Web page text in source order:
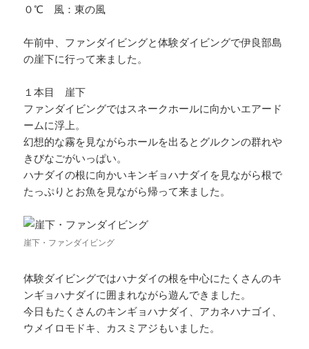
０℃ 風：東の風
午前中、ファンダイビングと体験ダイビングで伊良部島
の崖下に行って来ました。
１本目 崖下
ファンダイビングではスネークホールに向かいエアード
ームに浮上。
幻想的な霧を見ながらホールを出るとグルクンの群れや
きびなごがいっぱい。
ハナダイの根に向かいキンギョハナダイを見ながら根で
たっぷりとお魚を見ながら帰って来ました。
崖下・ファンダイビング
体験ダイビングではハナダイの根を中心にたくさんのキ
ンギョハナダイに囲まれながら遊んできました。
今日もたくさんのキンギョハナダイ、アカネハナゴイ、
ウメイロモドキ、カスミアジもいました。